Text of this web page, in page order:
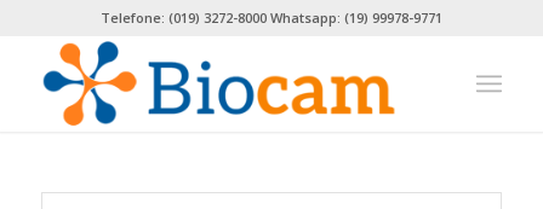
Telefone: (019) 3272-8000 Whatsapp: (19) 99978-9771